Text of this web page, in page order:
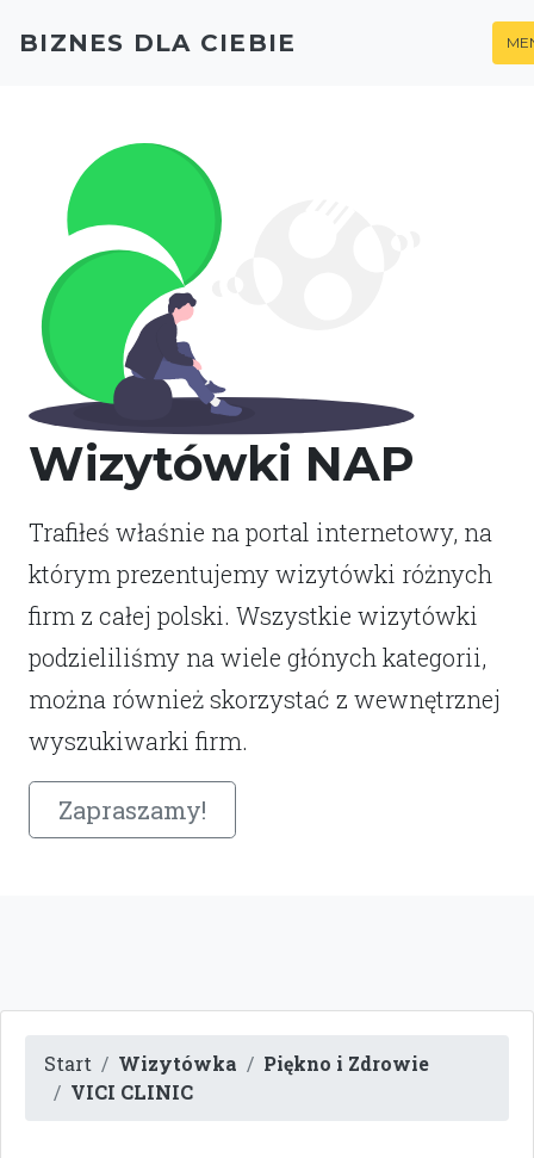
Wizytówki NAP
Trafiłeś właśnie na portal internetowy, na
którym prezentujemy wizytówki różnych
firm z całej polski. Wszystkie wizytówki
podzieliliśmy na wiele głónych kategorii,
można również skorzystać z wewnętrznej
wyszukiwarki firm.
Zapraszamy!
BIZNES DLA CIEBIE
Start Wizytówka
Piękno i Zdrowie
VICI CLINIC